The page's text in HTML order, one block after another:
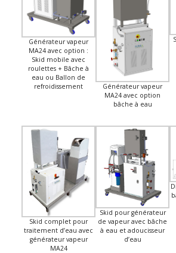
Générateur vapeur
MA24 avec option :
Skid mobile avec
roulettes + Bâche à
eau ou Ballon de
refroidissement
Générateur vapeur
MA24 avec option
bâche à eau
Skid complet pour
traitement d’eau avec
générateur vapeur
MA24
Skid pour générateur
de vapeur avec bâche
à eau et adoucisseur
d’eau